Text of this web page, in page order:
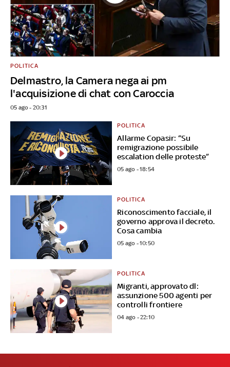
Delmastro, la Camera nega ai pm
l'acquisizione di chat con Caroccia
POLITICA
05 ago - 20:31
Allarme Copasir: “Su
remigrazione possibile
escalation delle proteste”
POLITICA
05 ago - 18:54
Riconoscimento facciale, il
governo approva il decreto.
Cosa cambia
POLITICA
05 ago - 10:50
Migranti, approvato dl:
assunzione 500 agenti per
controlli frontiere
POLITICA
04 ago - 22:10